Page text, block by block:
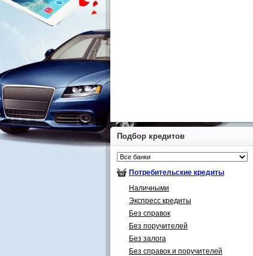
Подбор кредитов
Потребительские кредиты
Наличными
Экспресс кредиты
Без справок
Без поручителей
Без залога
Без справок и поручителей